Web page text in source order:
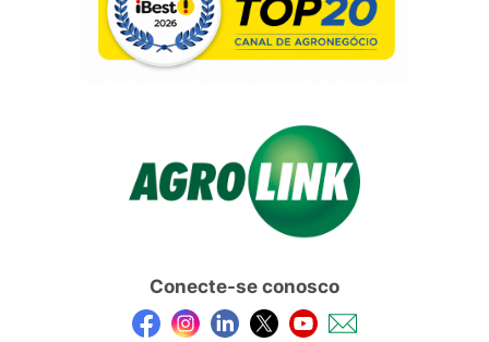
Conecte-se conosco